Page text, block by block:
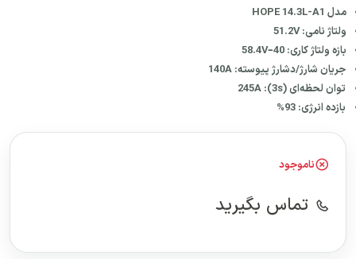
مدل HOPE 14.3L-A1
ولتاژ نامی: 51.2V
بازه ولتاژ کاری: 40–58.4V
جریان شارژ/دشارژ پیوسته: 140A
توان لحظه‌ای (3s): 245A
بازده انرژی: 93%
ناموجود
تماس بگیرید